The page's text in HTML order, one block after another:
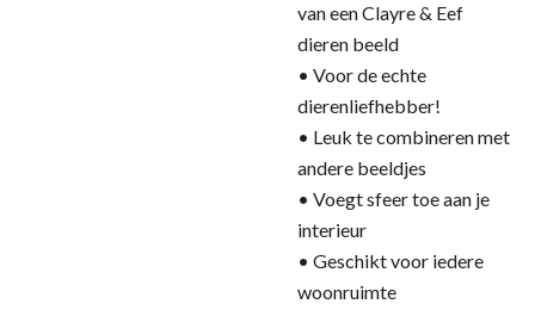
van een Clayre & Eef
dieren beeld
• Voor de echte
dierenliefhebber!
• Leuk te combineren met
andere beeldjes
• Voegt sfeer toe aan je
interieur
• Geschikt voor iedere
woonruimte